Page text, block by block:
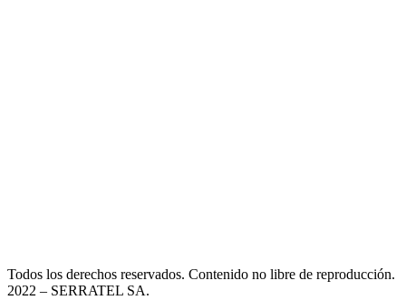
Todos los derechos reservados. Contenido no libre de reproducción.
2022 – SERRATEL SA.